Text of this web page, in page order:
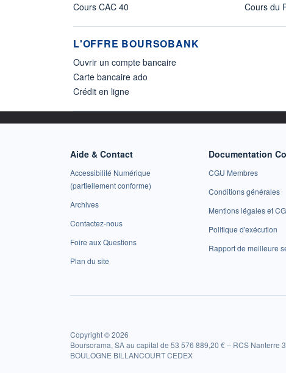
Cours CAC 40
Cours du
L'OFFRE BOURSOBANK
Ouvrir un compte bancaire
Carte bancaire ado
Crédit en ligne
Aide & Contact
Accessibilité Numérique
(partiellement conforme)
Archives
Contactez-nous
Foire aux Questions
Plan du site
Documentation
CGU Membres
Conditions générales
Mentions légales et
Politique d'exécution
Rapport de meilleure
Copyright © 2026
Boursorama, SA au capital de 53 576 889,20 € – RCS Nanterre
BOULOGNE BILLANCOURT CEDEX